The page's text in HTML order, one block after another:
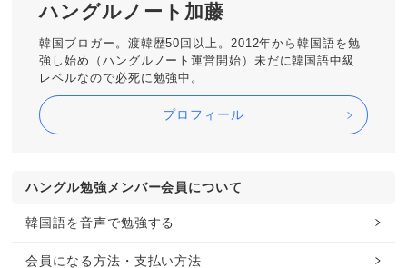
ハングルノート加藤
韓国ブロガー。渡韓歴50回以上。2012年から韓国語を勉
強し始め（ハングルノート運営開始）未だに韓国語中級
レベルなので必死に勉強中。
プロフィール
ハングル勉強メンバー会員について
韓国語を音声で勉強する
会員になる方法・支払い方法